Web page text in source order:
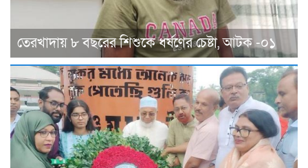
তেরখাদায় ৮ বছরের শিশুকে ধর্ষণের চেষ্টা, আটক -০১